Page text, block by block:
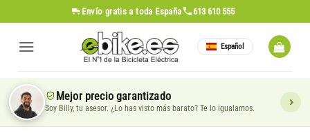
al
contenido
Envío gratis a toda España 613 610 555
Español
Mejor precio garantizado
Soy Billy, tu asesor. ¿Lo has visto más barato? Te lo igualamos.